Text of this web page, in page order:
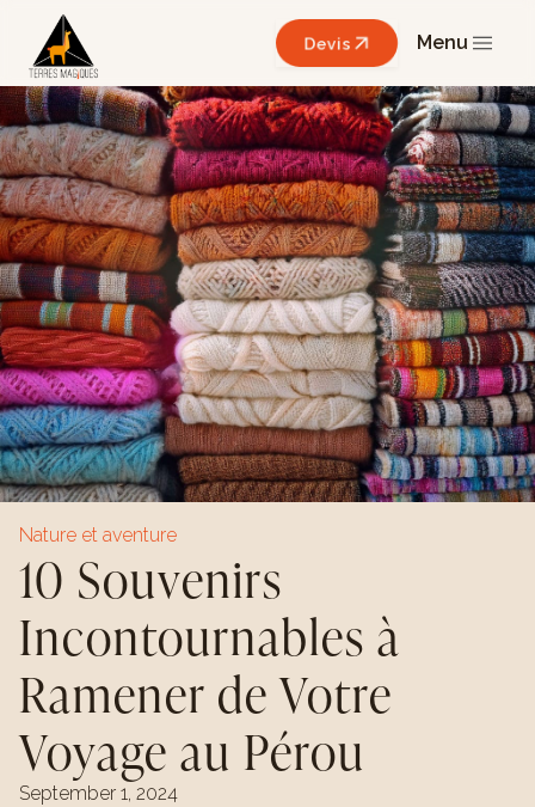
Devis Menu
Nature et aventure
10 Souvenirs
Incontournables à
Ramener de Votre
Voyage au Pérou
September 1, 2024